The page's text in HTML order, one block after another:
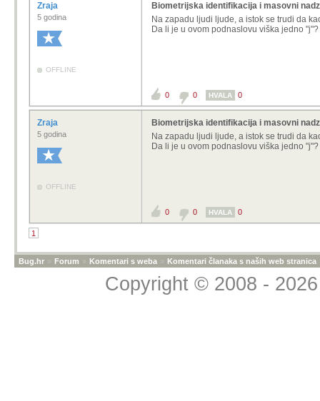
Zraja
5 godina
OFFLINE
Biometrijska identifikacija i masovni
Na zapadu ljudi ljude, a istok se trudi da
Da li je u ovom podnaslovu viška jedno "j"?
0 0 HVALA 0
Zraja
5 godina
OFFLINE
Biometrijska identifikacija i masovni
Na zapadu ljudi ljude, a istok se trudi da
Da li je u ovom podnaslovu viška jedno "j"?
0 0 HVALA 0
1
Bug.hr » Forum » Komentari s weba » Komentari članaka s naših web stranica
Copyright © 2008 -